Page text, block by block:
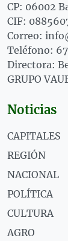
CP: 06002
CIF:
Correo:
Teléfono:
Directora:
GRUPO
Noticias
CAPITALES
REGIÓN
NACIONAL
POLÍTICA
CULTURA
AGRO